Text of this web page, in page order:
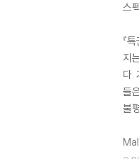
스
『
지
다.
들
불